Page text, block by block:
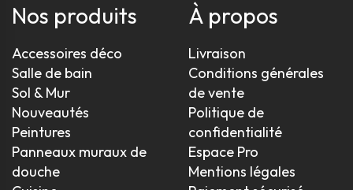
Nos produits
Accessoires déco
Salle de bain
Sol & Mur
Nouveautés
Peintures
Panneaux muraux de
douche
À propos
Livraison
Conditions générales
de vente
Politique de
confidentialité
Espace Pro
Mentions légales